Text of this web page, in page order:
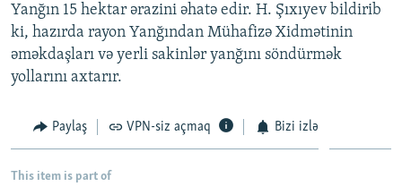
AZADLIQRADIOSU MOBIL TELEFONUNUZDA
BIZIMLƏ ƏLAQƏ
RFE/RL-in bütün saytları
Yanğın 15 hektar ərazini əhatə edir. H. Şıxıyev bildirib
ki, hazırda rayon Yanğından Mühafizə Xidmətinin
əməkdaşları və yerli sakinlər yanğını söndürmək
yollarını axtarır.
Paylaş VPN-siz açmaq Bizi izlə
This item is part of